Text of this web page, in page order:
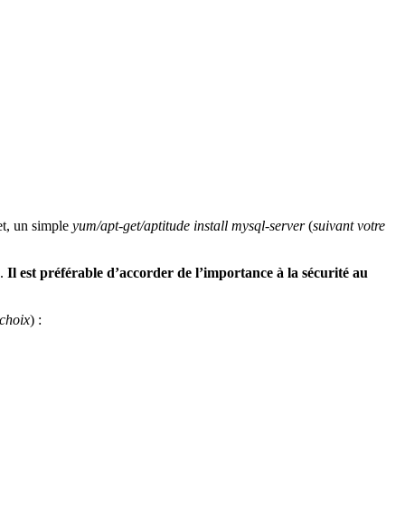
un simple yum/apt-get/aptitude install mysql-server(suivant votre
Il est préférable d’accorder de l’importance à la sécurité au
) :